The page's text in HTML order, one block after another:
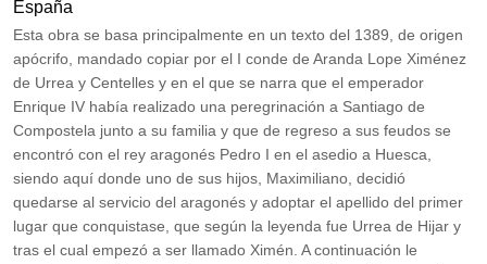
España
Esta obra se basa principalmente en un texto del 1389, de origen
apócrifo, mandado copiar por el I conde de Aranda Lope Ximénez
de Urrea y Centelles y en el que se narra que el emperador
Enrique IV había realizado una peregrinación a Santiago de
Compostela junto a su familia y que de regreso a sus feudos se
encontró con el rey aragonés Pedro I en el asedio a Huesca,
siendo aquí donde uno de sus hijos, Maximiliano, decidió
quedarse al servicio del aragonés y adoptar el apellido del primer
lugar que conquistase, que según la leyenda fue Urrea de Hijar y
tras el cual empezó a ser llamado Ximén.​ A continuación le